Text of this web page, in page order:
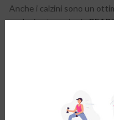
Anche i calzini sono un
esclusive tecnologie
Lo speciale design
Ironman Socks Trail-X